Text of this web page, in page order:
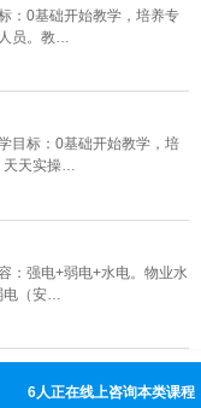
：0基础开始教学，培养专
员。教…
目标：0基础开始教学，培
天天实操…
：强电+弱电+水电。物业水
电（安…
6人正在线上咨询本类课程